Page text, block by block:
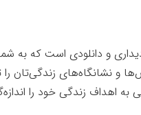
و دانلودی است که به
و نشانگاه‌های زندگی‌تان را
به اهداف زندگی خود را